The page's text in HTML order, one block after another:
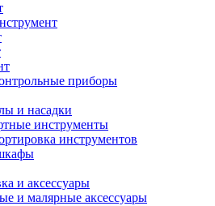
приборы
и насадки
инструменты
инструментов
и аксессуары
и малярные аксессуары